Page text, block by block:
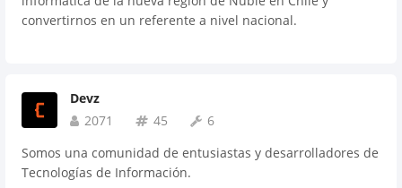
convertirnos en un referente a nivel nacional.
Devz
2071
45
6
Somos una comunidad de entusiastas y desarrolladores de
Tecnologías de Información.